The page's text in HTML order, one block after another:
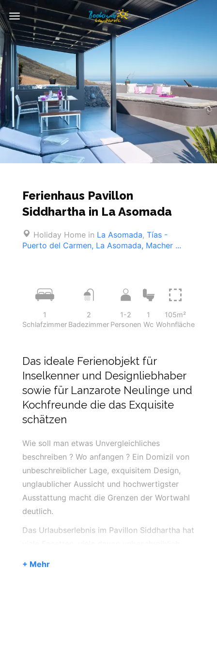
Toggle
Navigation
Ferienhaus Pavillon
Siddhartha in La Asomada
Holiday Home in La Asomada,Tías -
Puerto del Carmen, La Asomada, Macher ...
1
Schlafzimmer
2
Badezimmer
1-2
Personen
1
Wc
105m²
Wohnfläche
Das ideale Ferienobjekt für
Inselkenner und Designliebhaber
sowie für Lanzarote Neulinge und
Kochfreunde die das Exquisite
schätzen
Wie soll man etwas Unvergleichliches
beschreiben ? Wo anfangen ? Ein Domizil von
unbeschreiblicher Lage, exquisitem Design,
unglaublicher Aussicht und hochwertigster
Ausstattung macht die Grenzen der Wortwahl
deutlich.
Das Urlaubserlebnis im Pavillon Siddhartha hat
+ Mehr